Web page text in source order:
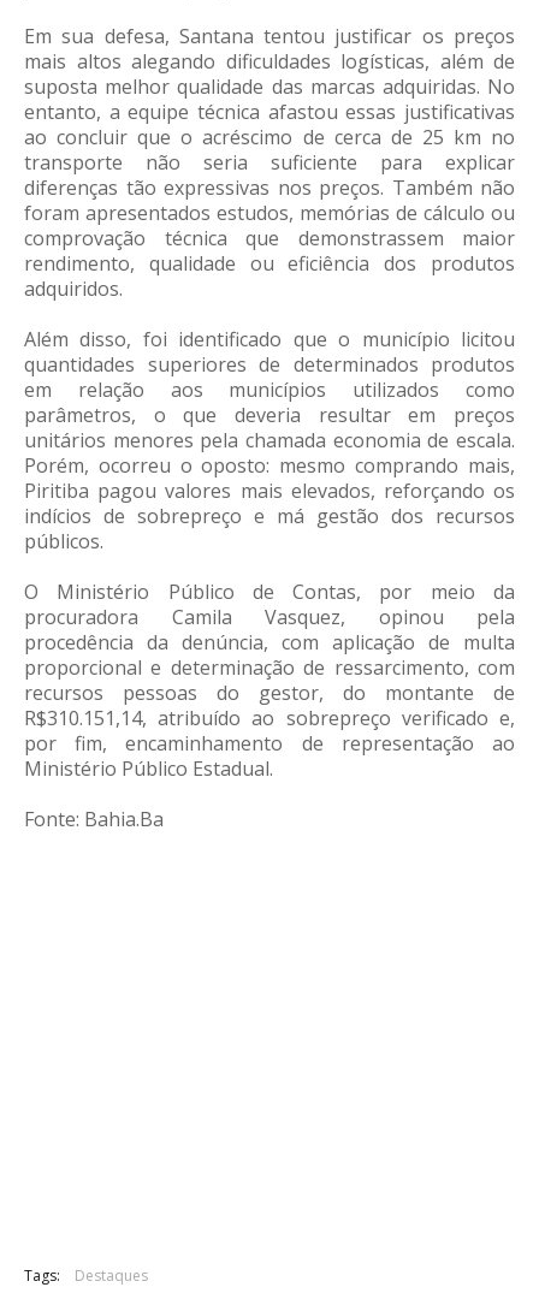
Em sua defesa, Santana tentou justificar os preços
mais altos alegando dificuldades logísticas, além de
suposta melhor qualidade das marcas adquiridas. No
entanto, a equipe técnica afastou essas justificativas
ao concluir que o acréscimo de cerca de 25 km no
transporte não seria suficiente para explicar
diferenças tão expressivas nos preços. Também não
foram apresentados estudos, memórias de cálculo ou
comprovação técnica que demonstrassem maior
rendimento, qualidade ou eficiência dos produtos
adquiridos.
Além disso, foi identificado que o município licitou
quantidades superiores de determinados produtos
em relação aos municípios utilizados como
parâmetros, o que deveria resultar em preços
unitários menores pela chamada economia de escala.
Porém, ocorreu o oposto: mesmo comprando mais,
Piritiba pagou valores mais elevados, reforçando os
indícios de sobrepreço e má gestão dos recursos
públicos.
O Ministério Público de Contas, por meio da
procuradora Camila Vasquez, opinou pela
procedência da denúncia, com aplicação de multa
proporcional e determinação de ressarcimento, com
recursos pessoas do gestor, do montante de
R$310.151,14, atribuído ao sobrepreço verificado e,
por fim, encaminhamento de representação ao
Ministério Público Estadual.
Fonte: Bahia.Ba
Tags: Destaques